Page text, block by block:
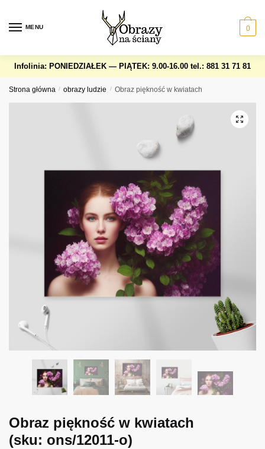
navigation
content
MENU 0
Infolinia: PONIEDZIAŁEK — PIĄTEK: 9.00-16.00 tel.: 881 31 71 81
Strona główna / obrazy ludzie / Obraz piękność w kwiatach
Obraz piękność w kwiatach
(sku: ons/12011-o)